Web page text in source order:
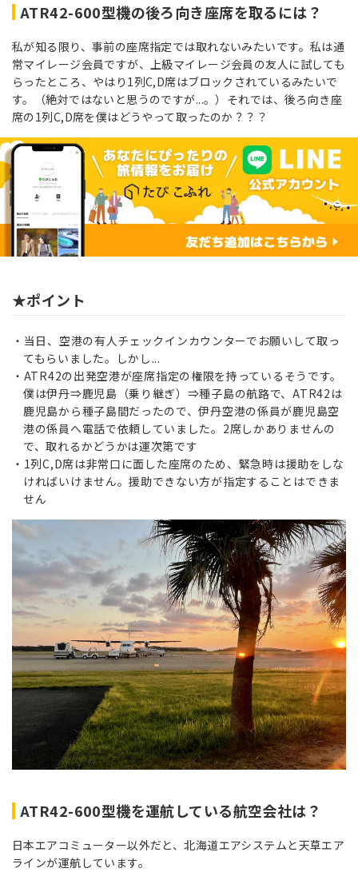
ATR42-600型機の後ろ向き座席を取るには？
私が知る限り、事前の座席指定では取れないみたいです。私は通
常マイレージ会員ですが、上級マイレージ会員の友人に試しても
らったところ、やはり 1列C,D席はブロックされているみたいで
す。（絶対ではないと思うのですが...。）それでは、後ろ向き座
席の1列C,D席を僕はどうやって取ったのか？？？
★ポイント
当日、空港の有人チェックインカウンターでお願いして取っ
てもらいました。しかし...
ATR42の出発空港が座席指定の権限を持っているそうです。
僕は伊丹⇒鹿児島（乗り継ぎ）⇒種子島の航路で、ATR42は
鹿児島から種子島間だったので、伊丹空港の係員が鹿児島空
港の係員へ電話で依頼していました。2席しかありませんの
で、取れるかどうかは運次第です
1列C,D席は非常口に面した座席のため、緊急時は援助をしな
ければいけません。援助できない方が指定することはできま
せん
ATR42-600型機を運航している航空会社は？
日本エアコミューター以外だと、北海道エアシステムと天草エア
ラインが運航しています。